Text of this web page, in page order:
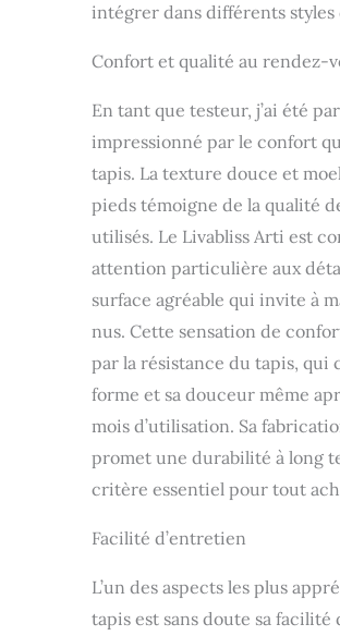
portes.
abstrait et
espace
intégrer dans différents
Confort et qualité au rendez-
En tant que testeur, j’ai été
impressionné par le confort
tapis. La texture douce et
pieds témoigne de la qualité
utilisés. Le Livabliss Arti est
attention particulière aux
surface agréable qui invite à
nus. Cette sensation de
par la résistance du tapis, qui
forme et sa douceur même
mois d’utilisation. Sa
promet une durabilité à long
critère essentiel pour tout
Facilité d’entretien
L’un des aspects les plus
tapis est sans doute sa facilité